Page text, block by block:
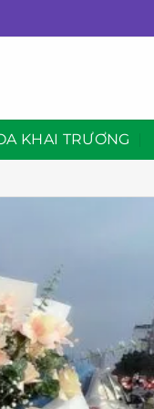
KHAI TRƯƠNG